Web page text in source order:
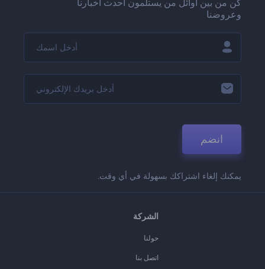
كن من بين أوائل من يستلمون أحدث أخبارنا
وعروضنا
انضم
يمكنك إلغاء اشتراكك بسهولة في أي وقت.
الشركة
حولنا
اتصل بنا